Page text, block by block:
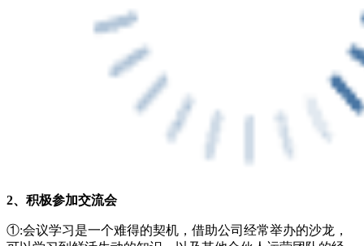
2、积极参加交流会
①:会议学习是一个难得的契机，借助公司经常举办的沙龙，